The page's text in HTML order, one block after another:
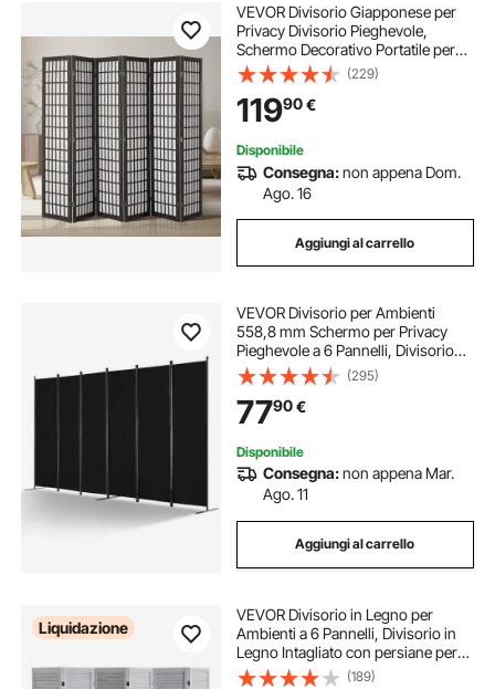
VEVOR Divisorio Giapponese per
Privacy Divisorio Pieghevole,
Schermo Decorativo Portatile per
Separazione Spazio con 6 Pannelli
Pieghevoli per Ufficio, Ristorante,
Camera da Letto, Nero
(229)
11990€
Disponibile
Consegna:non appena Dom.
Ago. 16
Aggiungi al carrello
VEVOR Divisorio per Ambienti
558,8 mm Schermo per Privacy
Pieghevole a 6 Pannelli, Divisorio
Portatile per Separazione degli
Ambienti, Divisorio per Ambienti
Indipendente per Ufficio, Studio,
Nero
(295)
7790€
Disponibile
Consegna:non appena Mar.
Ago. 11
Aggiungi al carrello
Liquidazione
VEVOR Divisorio in Legno per
Ambienti a 6 Pannelli, Divisorio in
Legno Intagliato con persiane per
interni, Alto 1700 mm Divisorio
(189)